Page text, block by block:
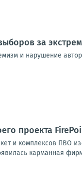
за
и нарушение
проекта
и комплексов ПВО
карманная